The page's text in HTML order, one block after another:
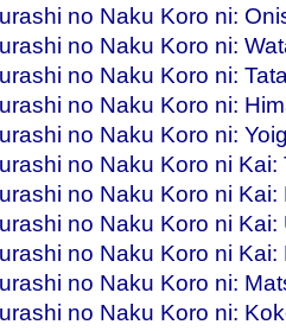
no Naku Koro ni:
no Naku Koro ni:
no Naku Koro ni:
no Naku Koro ni:
no Naku Koro ni:
no Naku Koro ni
no Naku Koro ni
no Naku Koro ni
no Naku Koro ni
no Naku Koro ni:
no Naku Koro ni: